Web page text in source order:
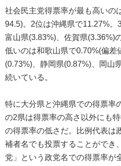
社会民主党得票率が最も高いの
94.5)。2位は沖縄県で11.27%。
富山県(3.83%)、佐賀県(3.36%)
低いのは和歌山県で0.70%(偏差
(0.73%)、静岡県(0.87%)、岡山
続いている。
特に大分県と沖縄県での得票率
の2県は得票率の高さ以外にも
の得票率の低さだ。比例代表は
補者名でも投票することができ
党」という政党名での得票率が